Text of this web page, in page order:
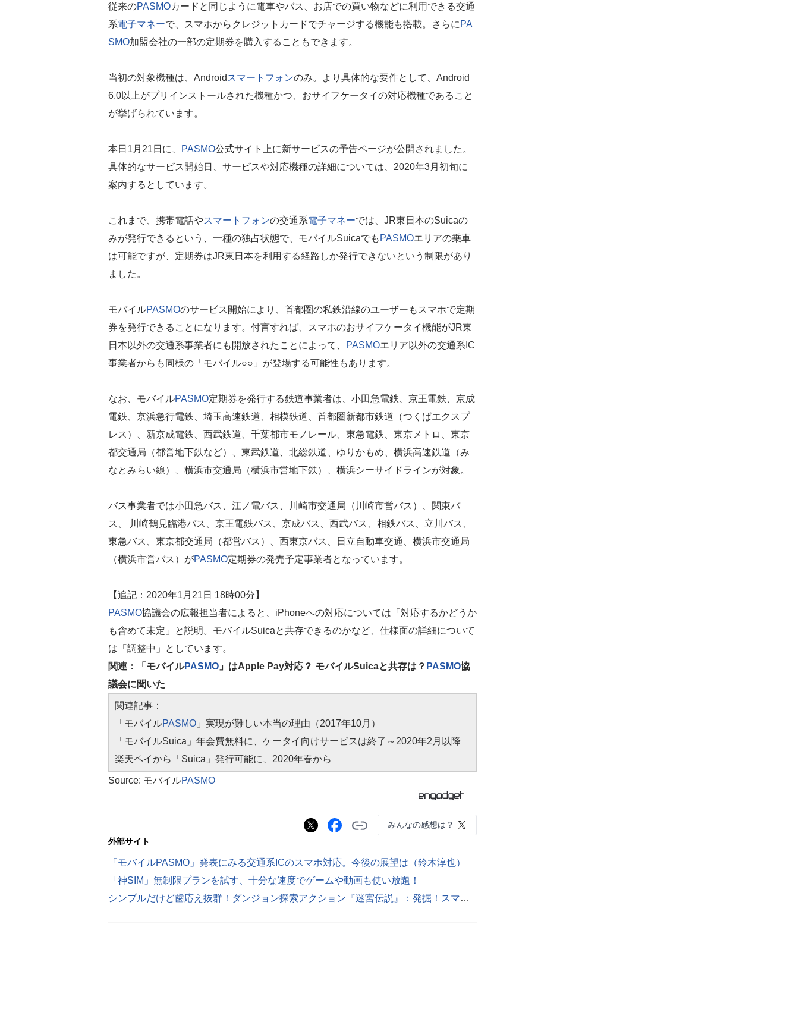
従来のPASMOカードと同じように電車やバス、お店での買い物などに利用できる交通
系電子マネーで、スマホからクレジットカードでチャージする機能も搭載。さらに PA
SMO加盟会社の一部の定期券を購入することもできます。
当初の対象機種は、Android スマートフォンのみ。より具体的な要件として、Android
6.0以上がプリインストールされた機種かつ、おサイフケータイの対応機種であること
が挙げられています。
本日1月21日に、 PASMO公式サイト上に新サービスの予告ページが公開されました。
具体的なサービス開始日、サービスや対応機種の詳細については、2020年3月初旬に
案内するとしています。
これまで、携帯電話やスマートフォンの交通系電子マネーでは、JR東日本のSuicaの
みが発行できるという、一種の独占状態で、モバイルSuicaでも PASMOエリアの乗車
は可能ですが、定期券はJR東日本を利用する経路しか発行できないという制限があり
ました。
モバイルPASMOのサービス開始により、首都圏の私鉄沿線のユーザーもスマホで定期
券を発行できることになります。付言すれば、スマホのおサイフケータイ機能がJR東
日本以外の交通系事業者にも開放されたことによって、
PASMOエリア以外の交通系IC
事業者からも同様の「モバイル○○」が登場する可能性もあります。
なお、モバイルPASMO定期券を発行する鉄道事業者は、小田急電鉄、京王電鉄、京成
電鉄、京浜急行電鉄、埼玉高速鉄道、相模鉄道、首都圏新都市鉄道（つくばエクスプ
レス）、新京成電鉄、西武鉄道、千葉都市モノレール、東急電鉄、東京メトロ、東京
都交通局（都営地下鉄など）、東武鉄道、北総鉄道、ゆりかもめ、横浜高速鉄道（み
なとみらい線）、横浜市交通局（横浜市営地下鉄）、横浜シーサイドラインが対象。
バス事業者では小田急バス、江ノ電バス、川崎市交通局（川崎市営バス）、関東バ
ス、 川崎鶴見臨港バス、京王電鉄バス、京成バス、西武バス、相鉄バス、立川バス、
東急バス、東京都交通局（都営バス）、西東京バス、日立自動車交通、横浜市交通局
（横浜市営バス）がPASMO定期券の発売予定事業者となっています。
【追記：2020年1月21日 18時00分】
PASMO協議会の広報担当者によると、iPhoneへの対応については「対応するかどうか
も含めて未定」と説明。モバイルSuicaと共存できるのかなど、仕様面の詳細について
は「調整中」としています。
関連：「モバイルPASMO 」はApple Pay対応？ モバイルSuicaと共存は？ PASMO協
議会に聞いた
関連記事：
「モバイルPASMO 」実現が難しい本当の理由（2017年10月）
「モバイルSuica」年会費無料に、ケータイ向けサービスは終了～2020年2月以降
楽天ペイから「Suica」発行可能に、2020年春から
Source: モバイルPASMO
みんなの感想は？
外部サイト
「モバイルPASMO」発表にみる交通系ICのスマホ対応。今後の展望は（鈴木淳也）
「神SIM」無制限プランを試す、十分な速度でゲームや動画も使い放題！
シンプルだけど歯応え抜群！ダンジョン探索アクション『迷宮伝説』：発掘！スマホゲーム